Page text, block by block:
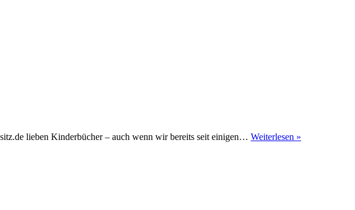
lieben Kinderbücher – auch wenn wir bereits seit einigen… Weiterlesen »